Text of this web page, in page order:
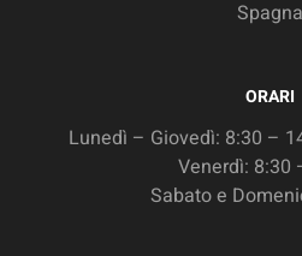
Spagna
ORARI
Lunedì – Giovedì: 8:30 –
Venerdì: 8:30
Sabato e